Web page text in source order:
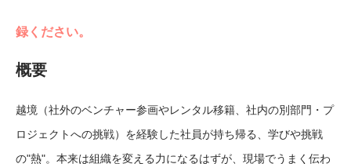
録ください。
概要
越境（社外のベンチャー参画やレンタル移籍、社内の別部門・プ
ロジェクトへの挑戦）を経験した社員が持ち帰る、学びや挑戦
の"熱"。本来は組織を変える力になるはずが、現場でうまく伝わ